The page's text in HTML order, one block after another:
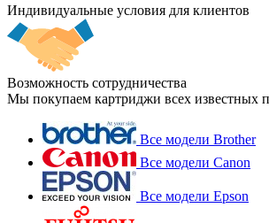
Индивидуальные условия для клиентов
Возможность сотрудничества
Мы покупаем картриджи всех известных
Все модели Brother
Все модели Canon
Все модели Epson